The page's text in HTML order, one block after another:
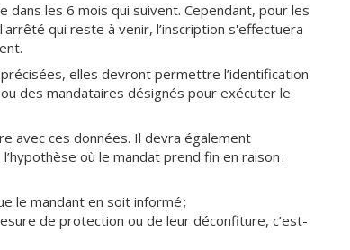
les 6 mois qui suivent. Cependant, pour les
qui reste à venir, l’inscription s'effectuera
elles devront permettre l’identification
des mandataires désignés pour exécuter le
avec ces données. Il devra également
où le mandat prend fin en raison :
le mandant en soit informé ;
de protection ou de leur déconfiture, c’est-